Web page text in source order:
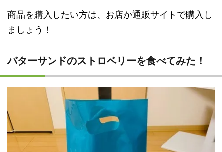
商品を購入したい方は、お店か通販サイトで購入し
ましょう！
バターサンドのストロベリーを食べてみた！